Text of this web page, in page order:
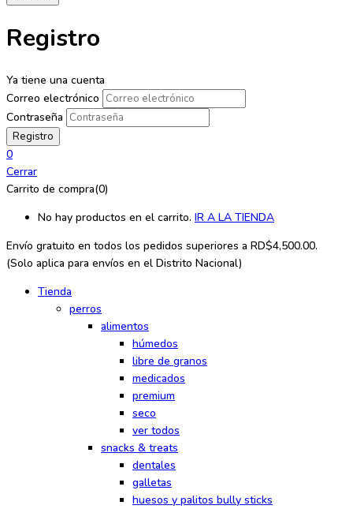
Registro
Ya tiene una cuenta
Correo electrónico
Contraseña
0
Cerrar
Carrito de compra(0)
No hay productos en el carrito. IR A LA TIENDA
Envío gratuito en todos los pedidos superiores a RD$4,500.00.
(Solo aplica para envíos en el Distrito Nacional)
Tienda
perros
alimentos
húmedos
libre de granos
medicados
premium
seco
ver todos
snacks & treats
dentales
galletas
huesos y palitos bully sticks